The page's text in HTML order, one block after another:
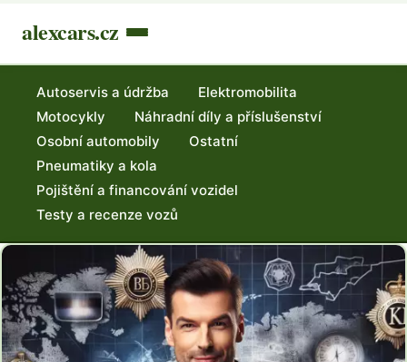
alexcars.cz
Autoservis a údržba
Elektromobilita
Motocykly
Náhradní díly a příslušenství
Osobní automobily
Ostatní
Pneumatiky a kola
Pojištění a financování vozidel
Testy a recenze vozů